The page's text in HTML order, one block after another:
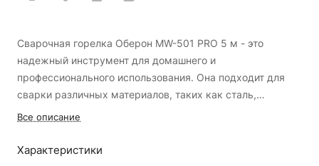
Сварочная горелка Оберон MW-501 PRO 5 м - это
надежный инструмент для домашнего и
профессионального использования. Она подходит для
сварки различных материалов, таких как сталь,
нержавеющая сталь и алюминий. Благодаря своему
сварки и удобство в работе.
Все описание
Характеристики